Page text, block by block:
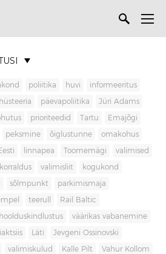
poliitika huvi informeeritus
hüsteeria päevapoliitika Jüri Adams
prioriteedid Tartu Emajõgi
peksmine õiglustunne omakohus
linnapea Toomemägi valimised
valimisliit kogukond
sõlmpunkt parkimismaja
teerull Rail Baltic
hoolduskindlustus väärikas vabanemine
Läti Jevgeni Ossinovski
valimiskulud Kalle Pilt Vahur Kollom